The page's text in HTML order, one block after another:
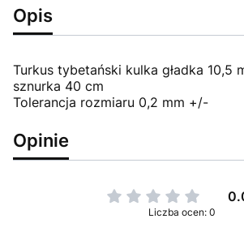
Opis
Turkus tybetański kulka gładka 10,5
sznurka 40 cm
Tolerancja rozmiaru 0,2 mm +/-
Opinie
Liczba ocen: 0